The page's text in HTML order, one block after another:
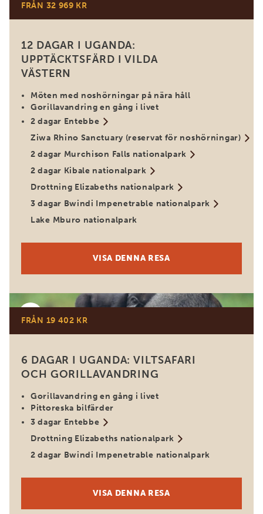
FRÅN 32 969 KR
12 DAGAR I UGANDA:
UPPTÄCKTSFÄRD I VILDA
VÄSTERN
Möten med noshörningar på nära håll
Gorillavandring en gång i livet
2 dagar Entebbe
Ziwa Rhino Sanctuary (reservat för noshörningar)
2 dagar Murchison Falls nationalpark
2 dagar Kibale nationalpark
Drottning Elizabeths nationalpark
3 dagar Bwindi Impenetrable nationalpark
Lake Mburo nationalpark
VISA DENNA RESA
Uganda
FRÅN 19 402 KR
6 DAGAR I UGANDA: VILTSAFARI
OCH GORILLAVANDRING
Gorillavandring en gång i livet
Pittoreska bilfärder
3 dagar Entebbe
Drottning Elizabeths nationalpark
2 dagar Bwindi Impenetrable nationalpark
VISA DENNA RESA